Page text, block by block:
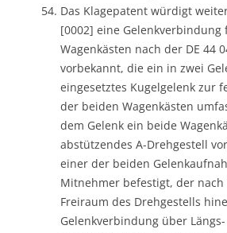
Das Klagepatent würdigt
[0002] eine Gelenkverbindung
Wagenkästen nach der DE 44
vorbekannt, die ein in zwei
eingesetztes Kugelgelenk zur
der beiden Wagenkästen
dem Gelenk ein beide
abstützendes A-Drehgestell
einer der beiden
Mitnehmer befestigt, der
Freiraum des Drehgestells
Gelenkverbindung über